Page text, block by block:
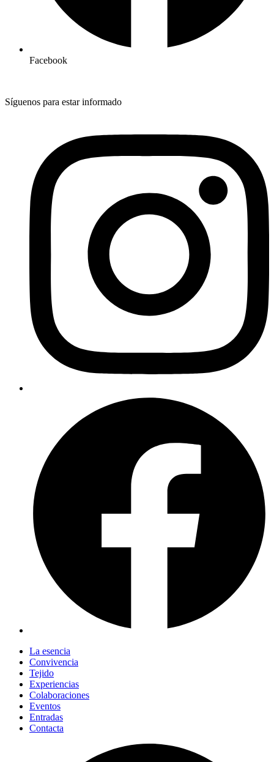
Facebook
Síguenos para estar informado
La esencia
Convivencia
Tejido
Experiencias
Colaboraciones
Eventos
Entradas
Contacta